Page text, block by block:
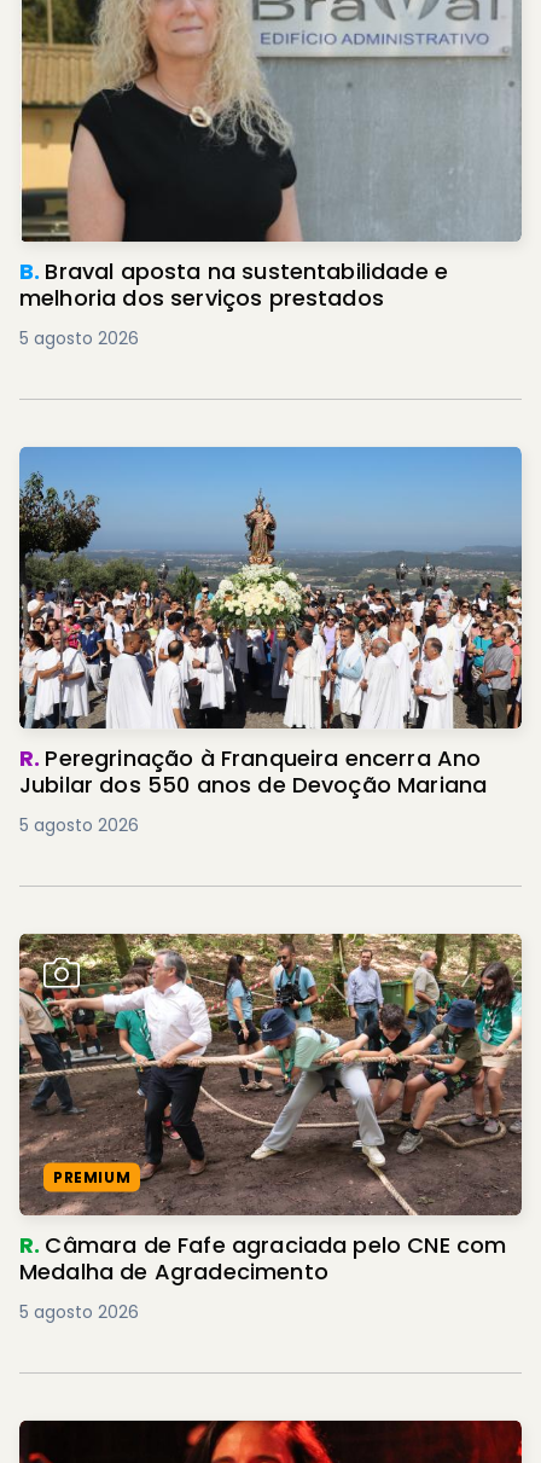
B. Braval aposta na sustentabilidade e
melhoria dos serviços prestados
5 agosto 2026
R. Peregrinação à Franqueira encerra Ano
Jubilar dos 550 anos de Devoção Mariana
5 agosto 2026
PREMIUM
R. Câmara de Fafe agraciada pelo CNE com
Medalha de Agradecimento
5 agosto 2026